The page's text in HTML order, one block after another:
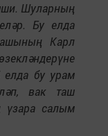
Шуларның
Бу елда
Карл
елда бу урам
вак таш
үзара салым